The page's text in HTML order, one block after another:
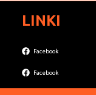
LINKI
Facebook
Facebook